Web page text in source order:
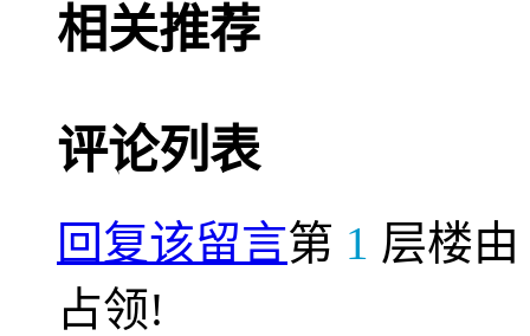
相关推荐
评论列表
回复该留言第 1 层楼由
占领!